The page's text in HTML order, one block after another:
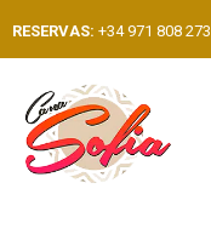
RESERVAS: +34 971 808 273